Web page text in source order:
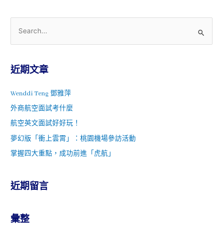
近期文章
Wenddi Teng 鄧雅萍
外商航空面試考什麼
航空英文面試好好玩！
夢幻版「衝上雲霄」：桃園機場參訪活動
掌握四大重點，成功前進「虎航」
近期留言
彙整